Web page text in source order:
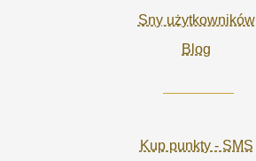
Sny użytkowników
Blog
Kup punkty - SMS